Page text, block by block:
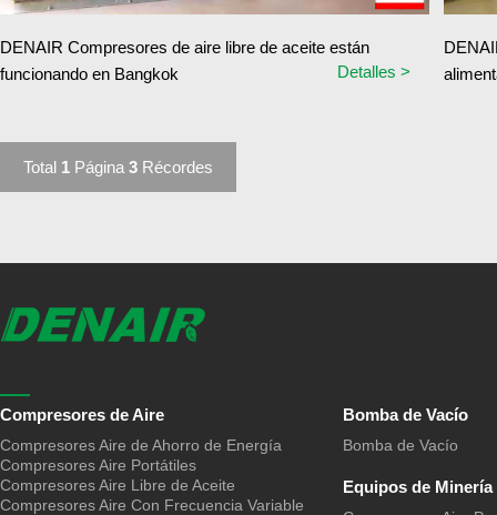
DENAIR Compresores de aire libre de aceite están
funcionando en Bangkok
Detalles >
Total 1 Página 3 Récordes
Compresores de Aire
Compresores Aire de Ahorro de Energía
Compresores Aire Portátiles
Compresores Aire Libre de Aceite
Compresores Aire Con Frecuencia Variable
Bomba de Vacío
Bomba de Vacío
Equipos de Minería